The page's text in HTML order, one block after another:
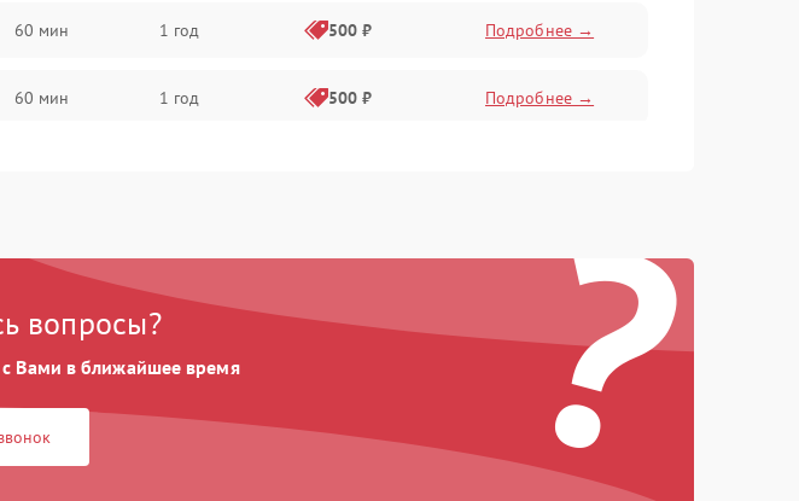
60 мин 1 год 500 ₽ Подробнее →
60 мин 1 год 500 ₽ Подробнее →
?
вопросы?
с Вами в ближайшее время